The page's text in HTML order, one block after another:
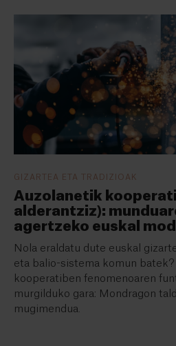
GIZARTEA ETA TRADIZIOAK
Auzolanetik
alderantziz):
agertzeko euskal
Nola eraldatu dute euskal
eta balio-sistema komun
kooperatiben fenomenoaren
murgilduko gara: Mondragon
mugimendua.